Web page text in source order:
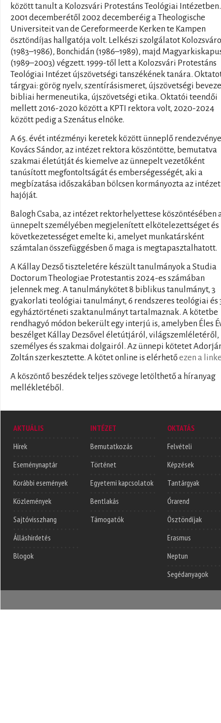
között tanult a Kolozsvári Protestáns Teológiai Intézetben.
2001 decemberétől 2002 decemberéig a Theologische
Universiteit van de Gereformeerde Kerken te Kampen
ösztöndíjas hallgatója volt. Lelkészi szolgálatot
(1983–1986), Bonchidán (1986–1989), majd
(1989–2003) végzett. 1999-től lett a Kolozsvári Protestáns
Teológiai Intézet újszövetségi tanszékének tanára.
tárgyai: görög nyelv, szentírásismeret, újszövetségi
bibliai hermeneutika, újszövetségi etika. Oktatói teendői
mellett 2016-2020 között a KPTI rektora volt, 2020-2024
között pedig a Szenátus elnöke.
A 65. évét intézményi keretek között ünneplő
Kovács Sándor, az intézet rektora köszöntötte, bemutatva
szakmai életútját és kiemelve az ünnepelt vezetőként
tanúsított megfontoltságát és emberségességét, aki a
megbízatása időszakában bölcsen kormányozta az intézet
hajóját.
Balogh Csaba, az intézet rektorhelyettese köszöntésében
ünnepelt személyében megjelenített elkötelezettséget és
következetességet emelte ki, amelyet munkatársként
számtalan összefüggésben ő maga is megtapasztalhatott.
A Kállay Dezső tiszteletére készült tanulmányok a Studia
Doctorum Theologiae Protestantis 2024-es számában
jelennek meg. A tanulmánykötet 8 biblikus tanulmányt, 3
gyakorlati teológiai tanulmányt, 6 rendszeres teológiai és
egyháztörténeti szaktanulmányt tartalmaznak. A kötetbe
rendhagyó módon bekerült egy interjú is, amelyben Éles
beszélget Kállay Dezsővel életútjáról, világszemléletéről,
személyes és szakmai dolgairól. Az ünnepi kötetet
Zoltán szerkesztette. A kötet online is elérhetőezen a
A köszöntő beszédek teljes szövege letölthető a híranyag
mellékletéből.
AKTUÁLIS
Hírek
Eseménynaptár
Korábbi események
Közlemények
Sajtóvisszhang
Álláshirdetés
Blogok
INTÉZET
Bemutatkozás
Történet
Egyetemi kapcsolatok
Bentlakás
Támogatók
OKTATÁS
Felvételi
Képzések
Tantárgyak
Órarend
Ösztöndíjak
Erasmus
Neptun
Segédanyagok